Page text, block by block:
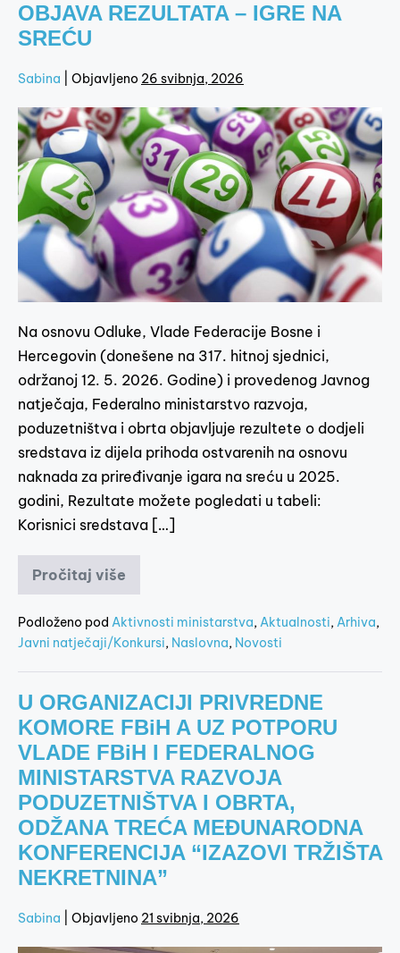
OBJAVA REZULTATA – IGRE NA
SREĆU
Sabina Objavljeno 26 svibnja, 2026
Na osnovu Odluke, Vlade Federacije Bosne i
Hercegovin (donešene na 317. hitnoj sjednici,
održanoj 12. 5. 2026. Godine) i provedenog Javnog
natječaja, Federalno ministarstvo razvoja,
poduzetništva i obrta objavljuje rezultete o dodjeli
sredstava iz dijela prihoda ostvarenih na osnovu
naknada za priređivanje igara na sreću u 2025.
godini, Rezultate možete pogledati u tabeli:
Korisnici sredstava […]
Pročitaj više
Podloženo pod Aktivnosti ministarstva,Aktualnosti,Arhiva,
Javni natječaji/Konkursi, Naslovna, Novosti
U ORGANIZACIJI PRIVREDNE
KOMORE FBiH A UZ POTPORU
VLADE FBiH I FEDERALNOG
MINISTARSTVA RAZVOJA
PODUZETNIŠTVA I OBRTA,
ODŽANA TREĆA MEĐUNARODNA
KONFERENCIJA “IZAZOVI TRŽIŠTA
NEKRETNINA”
Sabina Objavljeno 21 svibnja, 2026